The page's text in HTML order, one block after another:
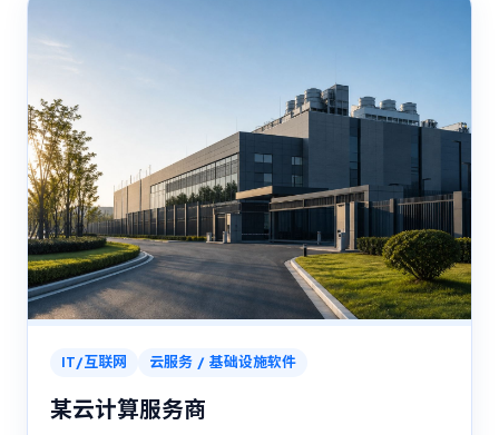
IT/互联网 云服务 / 基础设施软件
某云计算服务商